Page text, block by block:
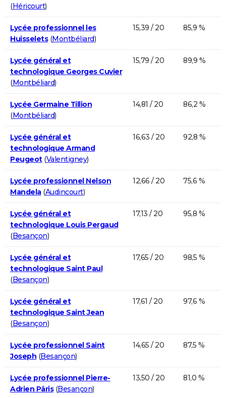
(Héricourt)
Lycée professionnel les
Huisselets(Montbéliard)
15,39 / 20 85,9 %
Lycée général et
technologique Georges Cuvier
(Montbéliard)
15,79 / 20 89,9 %
Lycée Germaine Tillion
(Montbéliard)
14,81 / 20 86,2 %
Lycée général et
technologique Armand
Peugeot(Valentigney)
16,63 / 20 92,8 %
Lycée professionnel Nelson
Mandela(Audincourt)
12,66 / 20 75,6 %
Lycée général et
technologique Louis Pergaud
(Besançon)
17,13 / 20 95,8 %
Lycée général et
technologique Saint Paul
(Besançon)
17,65 / 20 98,5 %
Lycée général et
technologique Saint Jean
(Besançon)
17,61 / 20 97,6 %
Lycée professionnel Saint
Joseph (Besançon)
14,65 / 20 87,5 %
Lycée professionnel Pierre-
Adrien Pâris(Besançon)
13,50 / 20 81,0 %